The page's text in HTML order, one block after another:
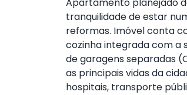
Apartamento planejado
tranquilidade de estar
reformas. Imóvel conta
cozinha integrada com a
de garagens separadas
as principais vidas da
hospitais, transporte